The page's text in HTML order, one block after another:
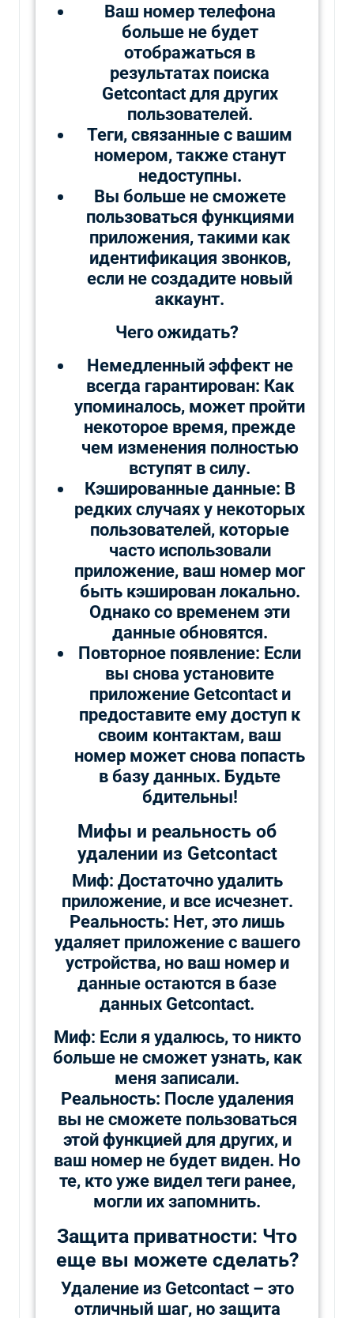
Ваш номер телефона
больше не будет
отображаться в
результатах поиска
Getcontact для других
пользователей.
Теги, связанные с вашим
номером, также станут
недоступны.
Вы больше не сможете
пользоваться функциями
приложения, такими как
идентификация звонков,
если не создадите новый
аккаунт.
Чего ожидать?
Немедленный эффект не
всегда гарантирован: Как
упоминалось, может пройти
некоторое время, прежде
чем изменения полностью
вступят в силу.
Кэшированные данные: В
редких случаях у некоторых
пользователей, которые
часто использовали
приложение, ваш номер мог
быть кэширован локально.
Однако со временем эти
данные обновятся.
Повторное появление: Если
вы снова установите
приложение Getcontact и
предоставите ему доступ к
своим контактам, ваш
номер может снова попасть
в базу данных. Будьте
бдительны!
Мифы и реальность об
удалении из Getcontact
Миф: Достаточно удалить
приложение, и все исчезнет.
Реальность: Нет, это лишь
удаляет приложение с вашего
устройства, но ваш номер и
данные остаются в базе
данных Getcontact.
Миф: Если я удалюсь, то никто
больше не сможет узнать, как
меня записали.
Реальность: После удаления
вы не сможете пользоваться
этой функцией для других, и
ваш номер не будет виден. Но
те, кто уже видел теги ранее,
могли их запомнить.
Защита приватности: Что
еще вы можете сделать?
Удаление из Getcontact – это
отличный шаг, но защита